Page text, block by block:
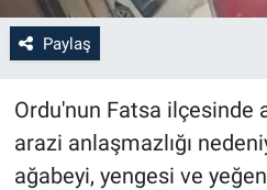
Paylaş
Ordu'nun Fatsa ilçesinde
arazi anlaşmazlığı
ağabeyi, yengesi ve